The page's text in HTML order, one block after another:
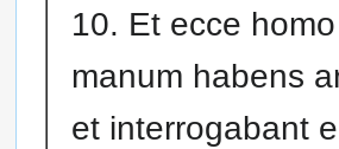
10. Et ecce homo
manum habens
et interrogabant